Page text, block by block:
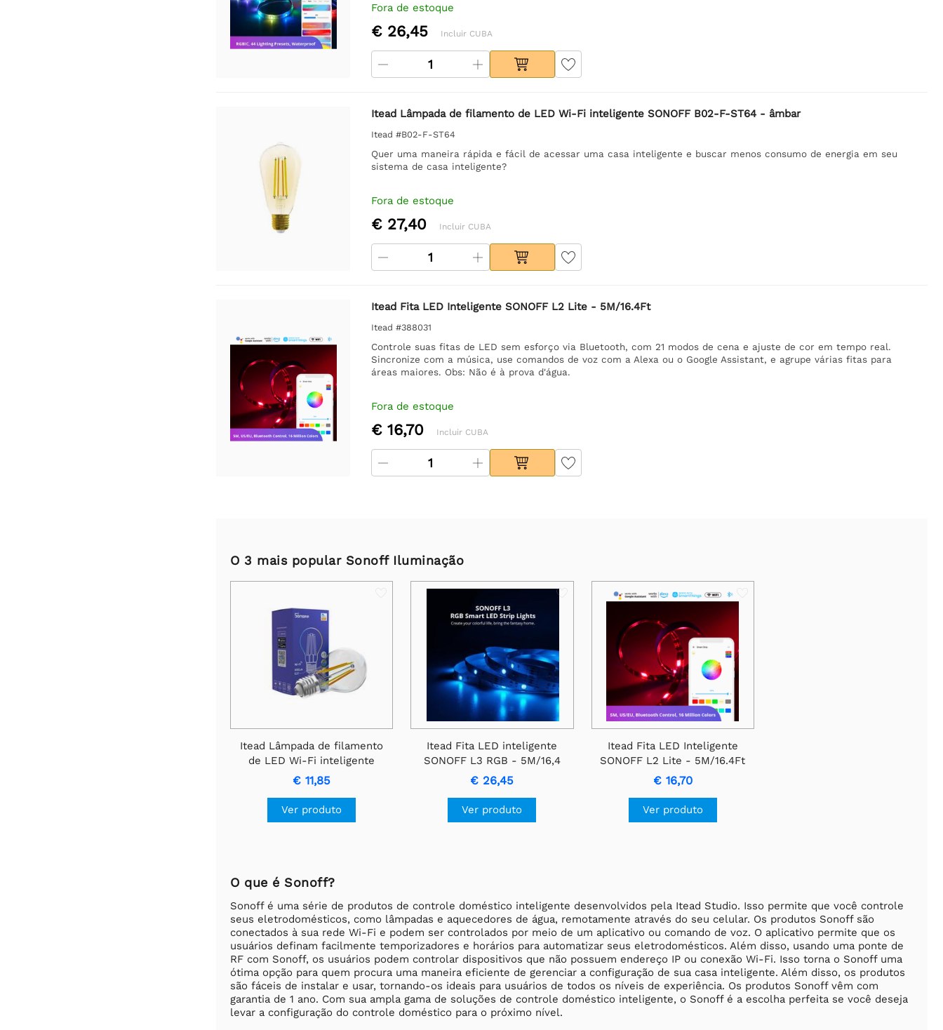
Fora de estoque
€ 26,45 Incluir CUBA
Itead Lâmpada de filamento de LED Wi-Fi inteligente SONOFF B02-F-ST64 - âmbar
Itead #B02-F-ST64
Quer uma maneira rápida e fácil de acessar uma casa inteligente e buscar menos consumo de energia em seu
sistema de casa inteligente?
Fora de estoque
€ 27,40 Incluir CUBA
Itead Fita LED Inteligente SONOFF L2 Lite - 5M/16.4Ft
Itead #388031
Controle suas fitas de LED sem esforço via Bluetooth, com 21 modos de cena e ajuste de cor em tempo real.
Sincronize com a música, use comandos de voz com a Alexa ou o Google Assistant, e agrupe várias fitas para
áreas maiores. Obs: Não é à prova d'água.
Fora de estoque
€ 16,70 Incluir CUBA
O 3 mais popular Sonoff Iluminação
Itead Lâmpada de filamento
de LED Wi-Fi inteligente
SONOFF B02-F-A60 - E27
€ 11,85
Ver produto
Itead Fita LED inteligente
SONOFF L3 RGB - 5M/16,4
pés
€ 26,45
Ver produto
Itead Fita LED Inteligente
SONOFF L2 Lite - 5M/16.4Ft
€ 16,70
Ver produto
O que é Sonoff?
Sonoff é uma série de produtos de controle doméstico inteligente desenvolvidos pela Itead Studio. Isso permite que você controle
seus eletrodomésticos, como lâmpadas e aquecedores de água, remotamente através do seu celular. Os produtos Sonoff são
conectados à sua rede Wi-Fi e podem ser controlados por meio de um aplicativo ou comando de voz. O aplicativo permite que os
usuários definam facilmente temporizadores e horários para automatizar seus eletrodomésticos. Além disso, usando uma ponte de
RF com Sonoff, os usuários podem controlar dispositivos que não possuem endereço IP ou conexão Wi-Fi. Isso torna o Sonoff uma
ótima opção para quem procura uma maneira eficiente de gerenciar a configuração de sua casa inteligente. Além disso, os produtos
são fáceis de instalar e usar, tornando-os ideais para usuários de todos os níveis de experiência. Os produtos Sonoff vêm com
garantia de 1 ano. Com sua ampla gama de soluções de controle doméstico inteligente, o Sonoff é a escolha perfeita se você deseja
levar a configuração do controle doméstico para o próximo nível.